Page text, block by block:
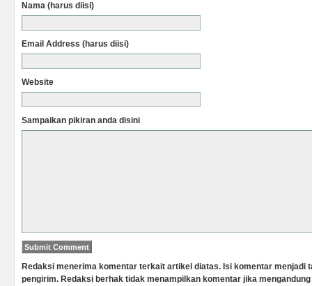
Nama (harus diisi)
Email Address (harus diisi)
Website
Sampaikan pikiran anda disini
Redaksi menerima komentar terkait artikel diatas. Isi komentar menjadi
pengirim. Redaksi berhak tidak menampilkan komentar jika